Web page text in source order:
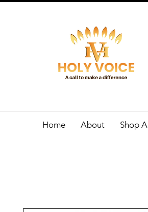
Home About Shop All